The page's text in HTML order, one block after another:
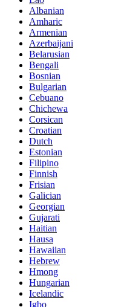
Albanian
Amharic
Armenian
Azerbaijani
Belarusian
Bengali
Bosnian
Bulgarian
Cebuano
Chichewa
Corsican
Croatian
Dutch
Estonian
Filipino
Finnish
Frisian
Galician
Georgian
Gujarati
Haitian
Hausa
Hawaiian
Hebrew
Hmong
Hungarian
Icelandic
Igbo